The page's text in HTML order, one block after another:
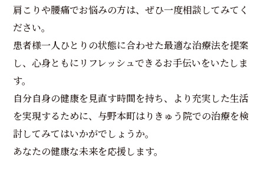
肩こりや腰痛でお悩みの方は、ぜひ一度相談してみてく
ださい。
患者様一人ひとりの状態に合わせた最適な治療法を提案
し、心身ともにリフレッシュできるお手伝いをいたしま
す。
自分自身の健康を見直す時間を持ち、より充実した生活
を実現するために、与野本町はりきゅう院での治療を検
討してみてはいかがでしょうか。
あなたの健康な未来を応援します。